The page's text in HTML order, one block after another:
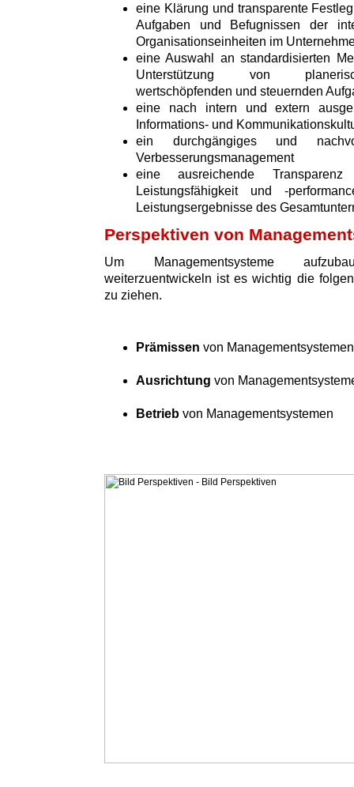
eine Klärung und transparente
Aufgaben und Befugnissen der
Organisationseinheiten im
eine Auswahl an standardisierten
Unterstützung von
wertschöpfenden und steuernden
eine nach intern und extern
Informations- und
ein durchgängiges und
Verbesserungsmanagement
eine ausreichende
Leistungsfähigkeit und -
Leistungsergebnisse des
Perspektiven von
Um Managementsysteme
weiterzuentwickeln ist es wichtig die
zu ziehen.
Prämissen von Managementsystemen
Ausrichtung von
Betrieb von Managementsystemen